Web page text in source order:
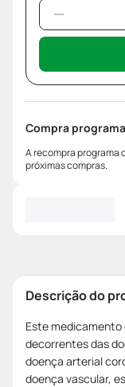
Compra
A recompra programa
próximas compras.
Descrição do
Este medicamento
decorrentes das
doença arterial
doença vascular,